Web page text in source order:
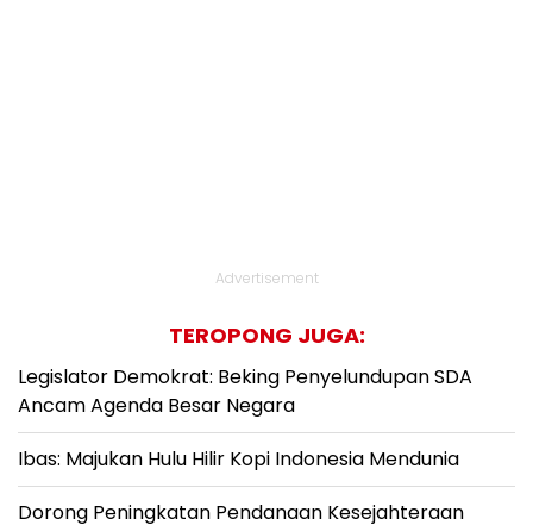
Advertisement
TEROPONG JUGA:
Legislator Demokrat: Beking Penyelundupan SDA
Ancam Agenda Besar Negara
Ibas: Majukan Hulu Hilir Kopi Indonesia Mendunia
Dorong Peningkatan Pendanaan Kesejahteraan